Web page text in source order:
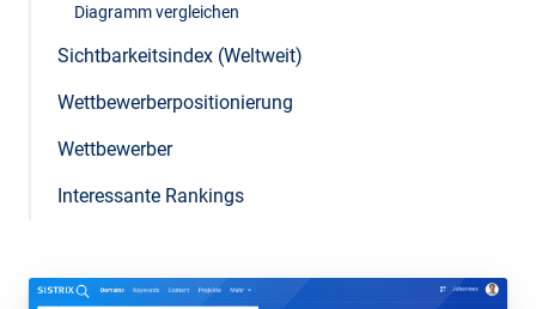
Diagramm vergleichen
Sichtbarkeitsindex (Weltweit)
Wettbewerberpositionierung
Wettbewerber
Interessante Rankings